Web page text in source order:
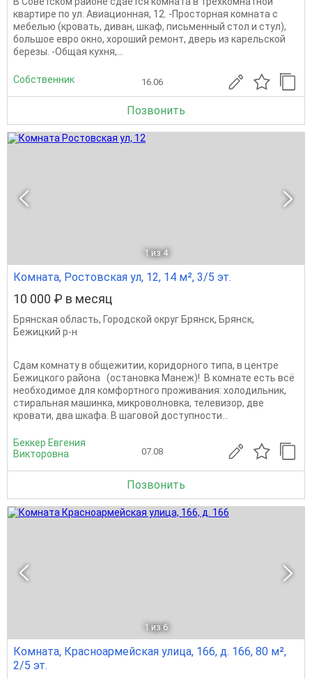
квартире по ул. Авиационная, 12. -Просторная комната с
мебелью (кровать, диван, шкаф, письменный стол и стул),
большое евро окно, хороший ремонт, дверь из карельской
березы. -Общая кухня,...
Собственник 16.06
Позвонить
1 из 4
Комната, Ростовская ул, 12, 14 м², 3/5 эт.
10 000 ₽ в месяц
Брянская область, Городской округ Брянск, Брянск,
Бежицкий р-н
Сдам комнату в общежитии, коридорного типа, в центре
Бежицкого района (остановка Манеж)! В комнате есть всё
необходимое для комфортного проживания: холодильник,
стиральная машинка, микроволновка, телевизор, две
кровати, два шкафа. В шаговой доступности...
Беккер Евгения
Викторовна
07.08
Позвонить
1 из 6
Комната, Красноармейская улица, 166, д. 166, 80 м²,
2/5 эт.